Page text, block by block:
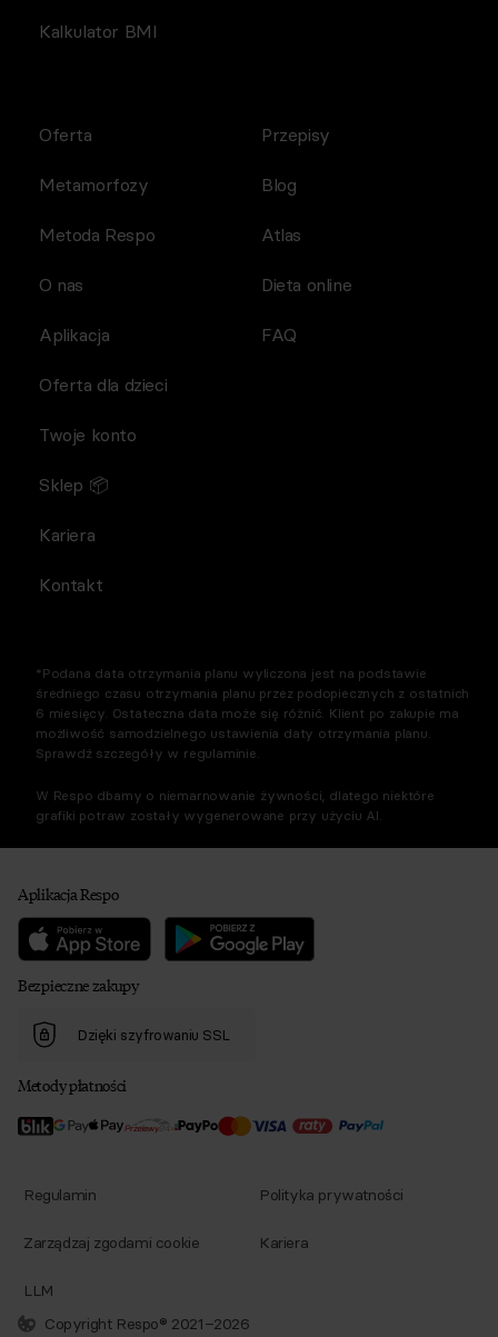
Kalkulator BMI
Oferta
Metamorfozy
Metoda Respo
O nas
Aplikacja
Przepisy
Blog
Atlas
Dieta online
FAQ
Oferta dla dzieci
Twoje konto
Sklep 📦
Kariera
Kontakt
*Podana data otrzymania planu wyliczona jest na podstawie
średniego czasu otrzymania planu przez podopiecznych z ostatnich
6 miesięcy. Ostateczna data może się różnić. Klient po zakupie ma
możliwość samodzielnego ustawienia daty otrzymania planu.
Sprawdź szczegóły w regulaminie.
W Respo dbamy o niemarnowanie żywności, dlatego niektóre
grafiki potraw zostały wygenerowane przy użyciu AI.
Aplikacja Respo
Bezpieczne zakupy
Dzięki szyfrowaniu SSL
Metody płatności
Copyright Respo® 2021–2026
Regulamin Polityka prywatności
Zarządzaj zgodami cookie Kariera
LLM